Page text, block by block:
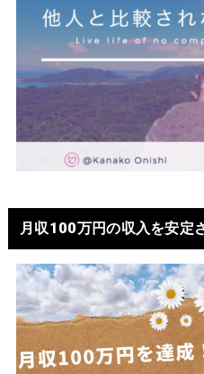
月収100万円の収入を安定